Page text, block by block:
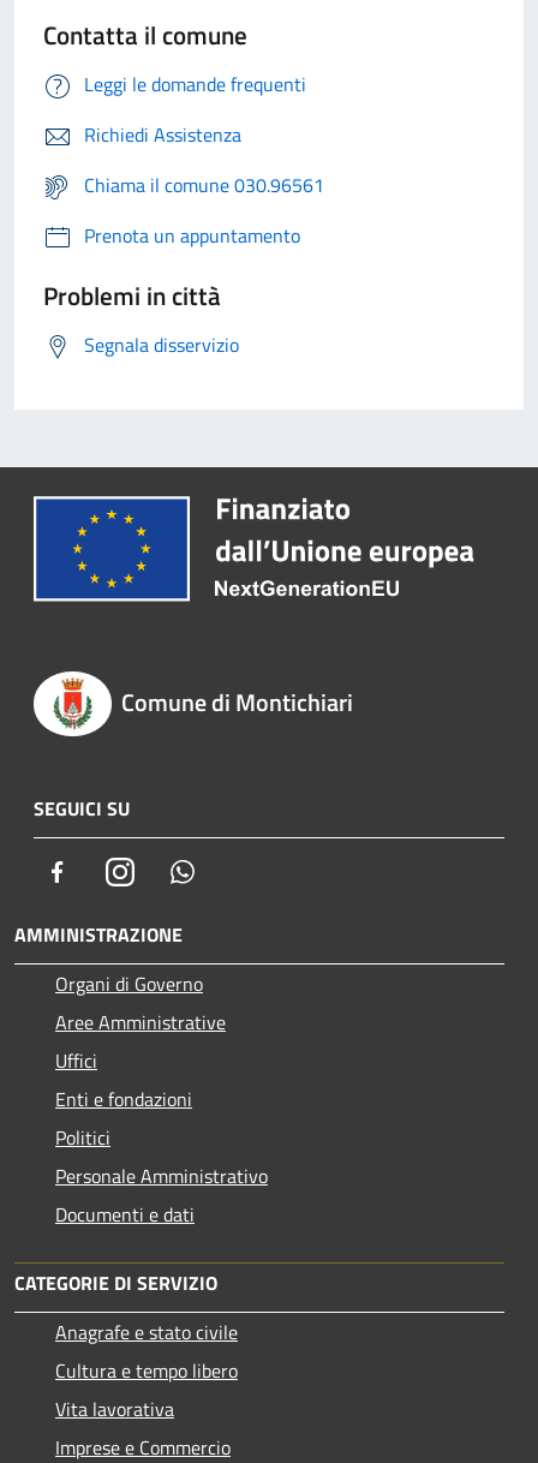
Contatta il comune
Leggi le domande frequenti
Richiedi Assistenza
Chiama il comune 030.96561
Prenota un appuntamento
Problemi in città
Segnala disservizio
Comune di Montichiari
SEGUICI SU
FacebookInstagram
AMMINISTRAZIONE
Organi di Governo
Aree Amministrative
Uffici
Enti e fondazioni
Politici
Personale Amministrativo
Documenti e dati
CATEGORIE DI SERVIZIO
Anagrafe e stato civile
Cultura e tempo libero
Vita lavorativa
Imprese e Commercio